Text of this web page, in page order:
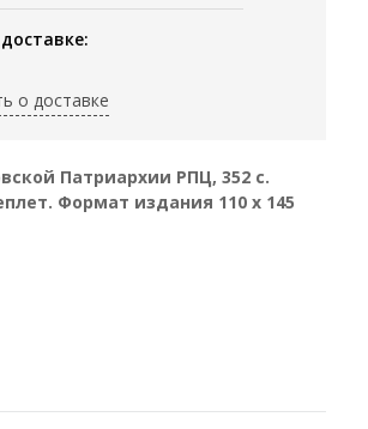
о доставке
Патриархии РПЦ, 352 с.
Формат издания 110 х 145